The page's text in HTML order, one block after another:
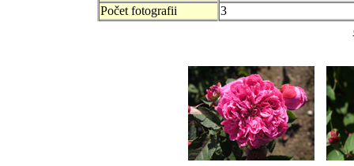
Počet fotografii
3